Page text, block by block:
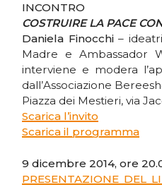
INCONTRO
COSTRUIRE LA PACE
Daniela Finocchi–
Madre e Ambassador
interviene e modera
dall’Associazione
Piazza dei Mestieri, via
Scarica l’invito
Scarica il programma
9 dicembre 2014, ore
PRESENTAZIONE DEL